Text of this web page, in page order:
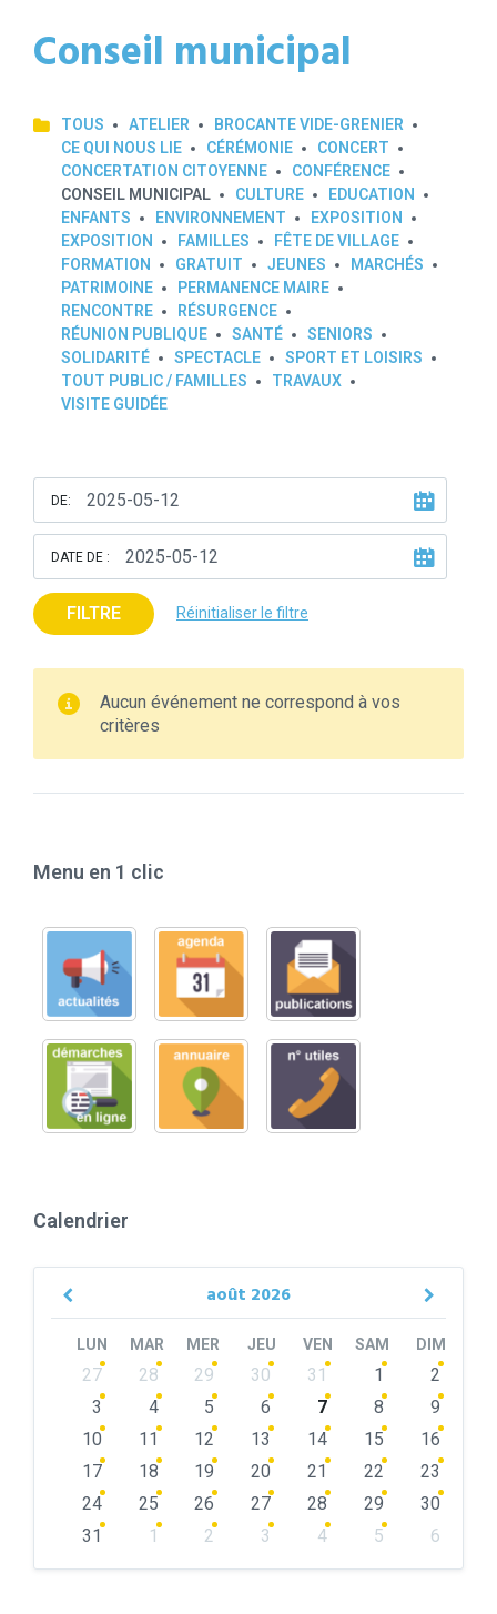
Conseil municipal
TOUS ATELIER
BROCANTE VIDE-GRENIER
CE QUI NOUS LIE
CÉRÉMONIE
CONCERT
CONCERTATION CITOYENNE
CONFÉRENCE
CONSEIL MUNICIPAL
CULTURE
EDUCATION
ENFANTS
ENVIRONNEMENT
EXPOSITION
EXPOSITION
FAMILLES
FÊTE DE VILLAGE
FORMATION
GRATUIT JEUNES
MARCHÉS
PATRIMOINE
PERMANENCE MAIRE
RENCONTRE
RÉSURGENCE
RÉUNION PUBLIQUE
SANTÉ
SENIORS
SOLIDARITÉ
SPECTACLE
SPORT ET LOISIRS
TOUT PUBLIC / FAMILLES
TRAVAUX
VISITE GUIDÉE
DE:
DATE DE :
FILTRE Réinitialiser le filtre
Aucun événement ne correspond à vos
critères
Menu en 1 clic
Calendrier
août 2026
Previous
LUN MAR MER JEU VEN SAM DIM
Skip
calendar
27 28 29 30 31 1
2
3
4 5 6 7 8
9
10
11 12 13 14 15
16
17
18 19 20 21 22
23
24
25 26 27 28 29
30
31
1 2 3 4 5
6